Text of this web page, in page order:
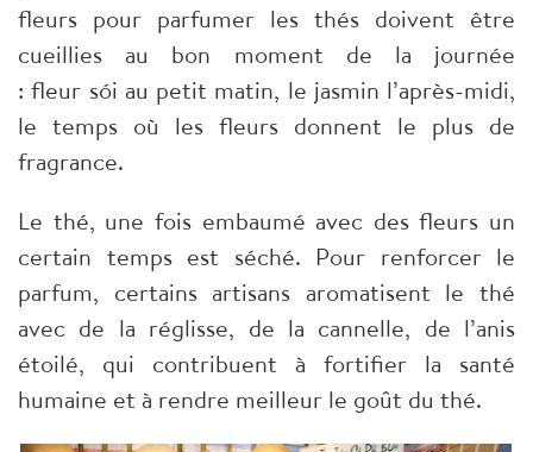
fleurs pour parfumer les thés doivent être
cueillies au bon moment de la journée
: fleur sói au petit matin, le jasmin l’après-midi,
le temps où les fleurs donnent le plus de
fragrance.
Le thé, une fois embaumé avec des fleurs un
certain temps est séché. Pour renforcer le
parfum, certains artisans aromatisent le thé
avec de la réglisse, de la cannelle, de l’anis
étoilé, qui contribuent à fortifier la santé
humaine et à rendre meilleur le goût du thé.